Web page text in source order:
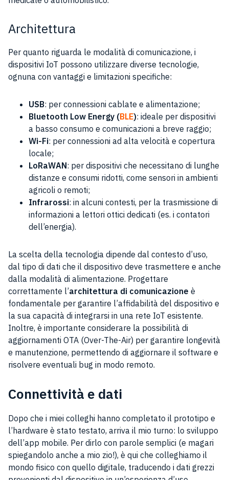
Architettura
Per quanto riguarda le modalità di comunicazione, i
dispositivi IoT possono utilizzare diverse tecnologie,
ognuna con vantaggi e limitazioni specifiche:
USB: per connessioni cablate e alimentazione;
Bluetooth Low Energy (BLE): ideale per dispositivi
a basso consumo e comunicazioni a breve raggio;
Wi-Fi: per connessioni ad alta velocità e copertura
locale;
LoRaWAN: per dispositivi che necessitano di lunghe
distanze e consumi ridotti, come sensori in ambienti
agricoli o remoti;
Infrarossi: in alcuni contesti, per la trasmissione di
informazioni a lettori ottici dedicati (es. i contatori
dell’energia).
La scelta della tecnologia dipende dal contesto d’uso,
dal tipo di dati che il dispositivo deve trasmettere e anche
dalla modalità di alimentazione. Progettare
correttamente l’architettura di comunicazione è
fondamentale per garantire l’affidabilità del dispositivo e
la sua capacità di integrarsi in una rete IoT esistente.
Inoltre, è importante considerare la possibilità di
aggiornamenti OTA (Over-The-Air) per garantire longevità
e manutenzione, permettendo di aggiornare il software e
risolvere eventuali bug in modo remoto.
Connettività e dati
Dopo che i miei colleghi hanno completato il prototipo e
l’hardware è stato testato, arriva il mio turno: lo sviluppo
dell’app mobile. Per dirlo con parole semplici (e magari
spiegandolo anche a mio zio!), è qui che colleghiamo il
mondo fisico con quello digitale, traducendo i dati grezzi